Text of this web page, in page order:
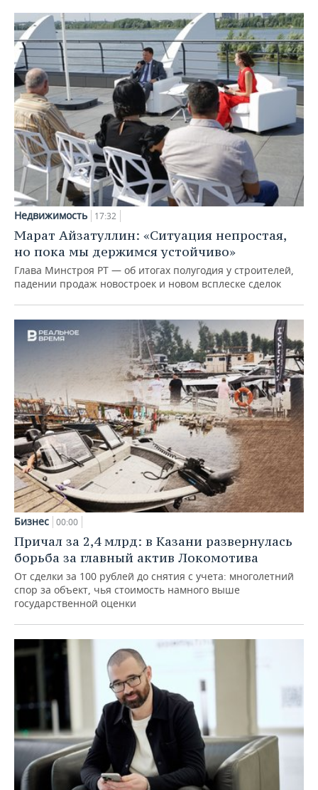
Недвижимость 17:32
Марат Айзатуллин: «Ситуация непростая,
но пока мы держимся устойчиво»
Глава Минстроя РТ — об итогах полугодия у строителей,
падении продаж новостроек и новом всплеске сделок
Бизнес 00:00
Причал за 2,4 млрд: в Казани развернулась
борьба за главный актив Локомотива
От сделки за 100 рублей до снятия с учета: многолетний
спор за объект, чья стоимость намного выше
государственной оценки